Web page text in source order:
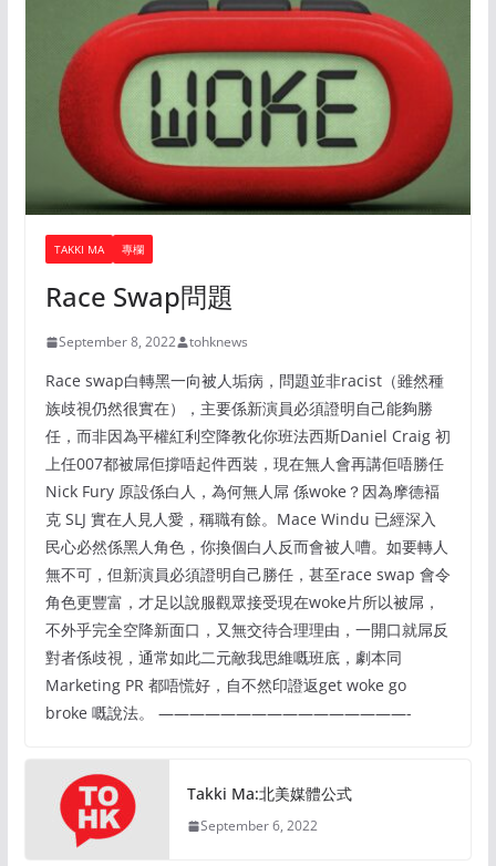
TAKKI MA 專欄
Race Swap問題
September 8, 2022 tohknews
Race swap白轉黑一向被人垢病，問題並非racist（雖然種
族歧視仍然很實在），主要係新演員必須證明自己能夠勝
任，而非因為平權紅利空降教化你班法西斯Daniel Craig 初
上任007都被屌佢撐唔起件西裝，現在無人會再講佢唔勝任
Nick Fury 原設係白人，為何無人屌 係woke？因為摩德褔
克 SLJ 實在人見人愛，稱職有餘。Mace Windu 已經深入
民心必然係黑人角色，你換個白人反而會被人嘈。如要轉人
無不可，但新演員必須證明自己勝任，甚至race swap 會令
角色更豐富，才足以說服觀眾接受現在woke片所以被屌，
不外乎完全空降新面口，又無交待合理理由，一開口就屌反
對者係歧視，通常如此二元敵我思維嘅班底，劇本同
Marketing PR 都唔慌好，自不然印證返get woke go
broke 嘅說法。 ————————————————-
Takki Ma:北美媒體公式
September 6, 2022